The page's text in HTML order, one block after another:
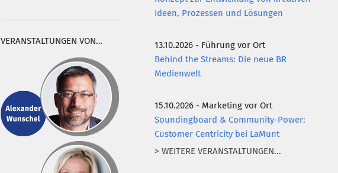
Ideen, Prozessen und Lösungen
13.10.2026 - Führung vor Ort
Behind the Streams: Die neue BR
Medienwelt
15.10.2026 - Marketing vor Ort
Soundingboard & Community-Power:
Customer Centricity bei LaMunt
> WEITERE VERANSTALTUNGEN...
VERANSTALTUNGEN VON…